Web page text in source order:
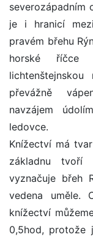
severozápadním
je i hranicí
pravém břehu
horské
převážně
navzájem
ledovce.
Knížectví má
základnu tvoří
vyznačuje břeh
vedena uměle.
knížectví
0,5hod, protože